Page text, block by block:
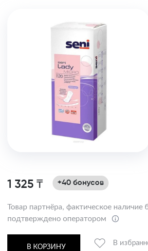
1 325 ₸ +40 бонусов
Товар партнёра, фактическое наличие
подтверждено оператором
В КОРЗИНУ
В